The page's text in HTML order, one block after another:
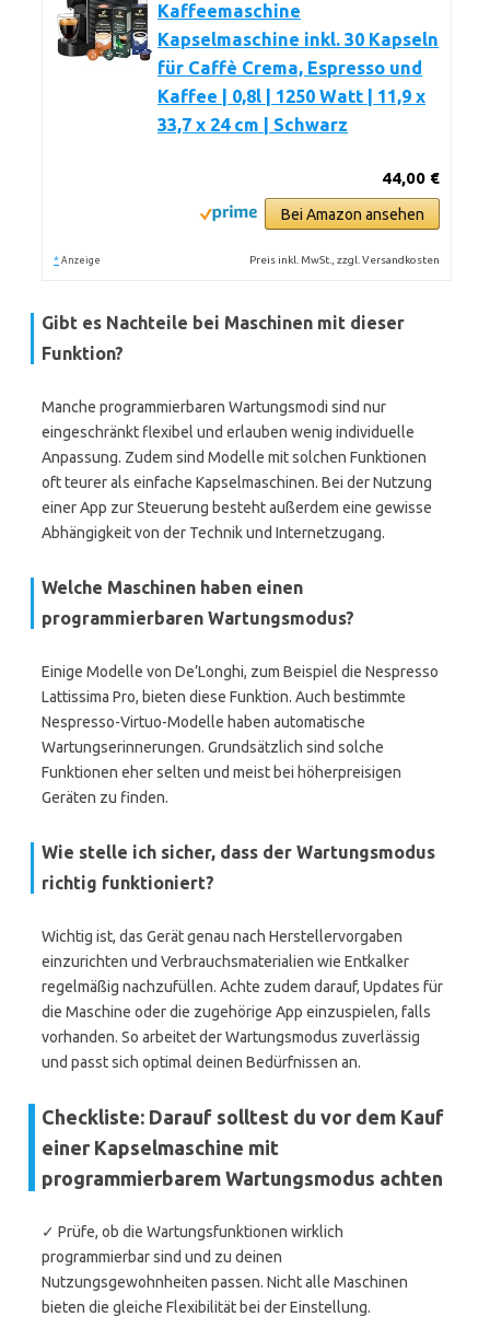
Kaffeemaschine
Kapselmaschine inkl. 30 Kapseln
für Caffè Crema, Espresso und
Kaffee | 0,8l | 1250 Watt | 11,9 x
33,7 x 24 cm | Schwarz
44,00 €
Bei Amazon ansehen
* Anzeige Preis inkl. MwSt., zzgl. Versandkosten
Gibt es Nachteile bei Maschinen mit dieser
Funktion?
Manche programmierbaren Wartungsmodi sind nur
eingeschränkt flexibel und erlauben wenig individuelle
Anpassung. Zudem sind Modelle mit solchen Funktionen
oft teurer als einfache Kapselmaschinen. Bei der Nutzung
einer App zur Steuerung besteht außerdem eine gewisse
Abhängigkeit von der Technik und Internetzugang.
Welche Maschinen haben einen
programmierbaren Wartungsmodus?
Einige Modelle von De’Longhi, zum Beispiel die Nespresso
Lattissima Pro, bieten diese Funktion. Auch bestimmte
Nespresso-Virtuo-Modelle haben automatische
Wartungserinnerungen. Grundsätzlich sind solche
Funktionen eher selten und meist bei höherpreisigen
Geräten zu finden.
Wie stelle ich sicher, dass der Wartungsmodus
richtig funktioniert?
Wichtig ist, das Gerät genau nach Herstellervorgaben
einzurichten und Verbrauchsmaterialien wie Entkalker
regelmäßig nachzufüllen. Achte zudem darauf, Updates für
die Maschine oder die zugehörige App einzuspielen, falls
vorhanden. So arbeitet der Wartungsmodus zuverlässig
und passt sich optimal deinen Bedürfnissen an.
Checkliste: Darauf solltest du vor dem Kauf
einer Kapselmaschine mit
programmierbarem Wartungsmodus achten
✓ Prüfe, ob die Wartungsfunktionen wirklich
programmierbar sind und zu deinen
Nutzungsgewohnheiten passen. Nicht alle Maschinen
bieten die gleiche Flexibilität bei der Einstellung.